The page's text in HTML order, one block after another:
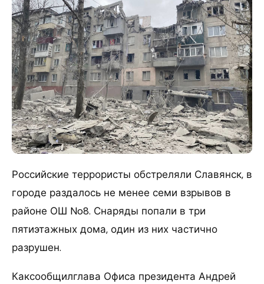
Российские террористы обстреляли Славянск, в
городе раздалось не менее семи взрывов в
районе ОШ No8. Снаряды попали в три
пятиэтажных дома, один из них частично
разрушен.
Каксообщилглава Офиса президента Андрей